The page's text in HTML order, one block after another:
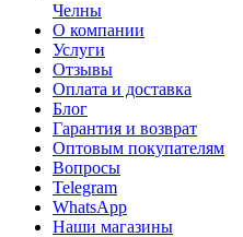
Челны
О компании
Услуги
Отзывы
Оплата и доставка
Блог
Гарантия и возврат
Оптовым покупателям
Вопросы
Telegram
WhatsApp
Наши магазины